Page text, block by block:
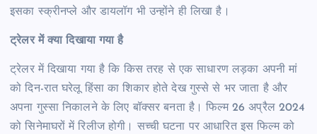
इसका स्क्रीनप्ले और डायलॉग भी उन्होंने ही लिखा है।
ट्रेलर में क्या दिखाया गया है
ट्रेलर में दिखाया गया है कि किस तरह से एक साधारण लड़का अपनी मां
को दिन-रात घरेलू हिंसा का शिकार होते देख गुस्से से भर जाता है और
अपना गुस्सा निकालने के लिए बॉक्सर बनता है। फिल्म 26 अप्रैल 2024
को सिनेमाघरों में रिलीज होगी। सच्ची घटना पर आधारित इस फिल्म को